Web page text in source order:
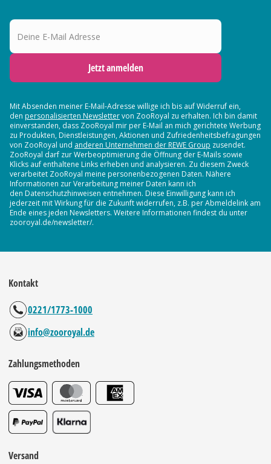
Deine E-Mail Adresse
Jetzt anmelden
Mit Absenden meiner E-Mail-Adresse willige ich bis auf Widerruf ein,
den personalisierten Newslettervon ZooRoyal zu erhalten. Ich bin damit
einverstanden, dass ZooRoyal mir per E-Mail an mich gerichtete Werbung
zu Produkten, Dienstleistungen, Aktionen und Zufriedenheitsbefragungen
von ZooRoyal und anderen Unternehmen der REWE Group zusendet.
ZooRoyal darf zur Werbeoptimierung die Öffnung der E-Mails sowie
Klicks auf enthaltene Links erheben und analysieren. Zu diesem Zweck
verarbeitet ZooRoyal meine personenbezogenen Daten. Nähere
Informationen zur Verarbeitung meiner Daten kann ich
den Datenschutzhinweisen entnehmen. Diese Einwilligung kann ich
jederzeit mit Wirkung für die Zukunft widerrufen, z.B. per Abmeldelink am
Ende eines jeden Newsletters. Weitere Informationen findest du unter
zooroyal.de/newsletter/.
Kontakt
0221/1773-1000
info@zooroyal.de
Zahlungsmethoden
Versand